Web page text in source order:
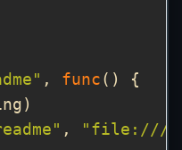
, func
,
"file:///